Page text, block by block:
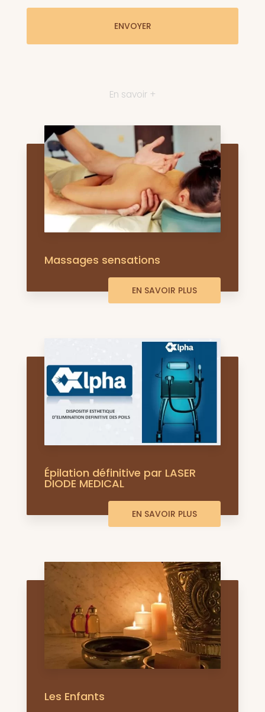
En savoir +
Massages sensations
EN SAVOIR PLUS
Épilation définitive par LASER
DIODE MEDICAL
EN SAVOIR PLUS
Les Enfants